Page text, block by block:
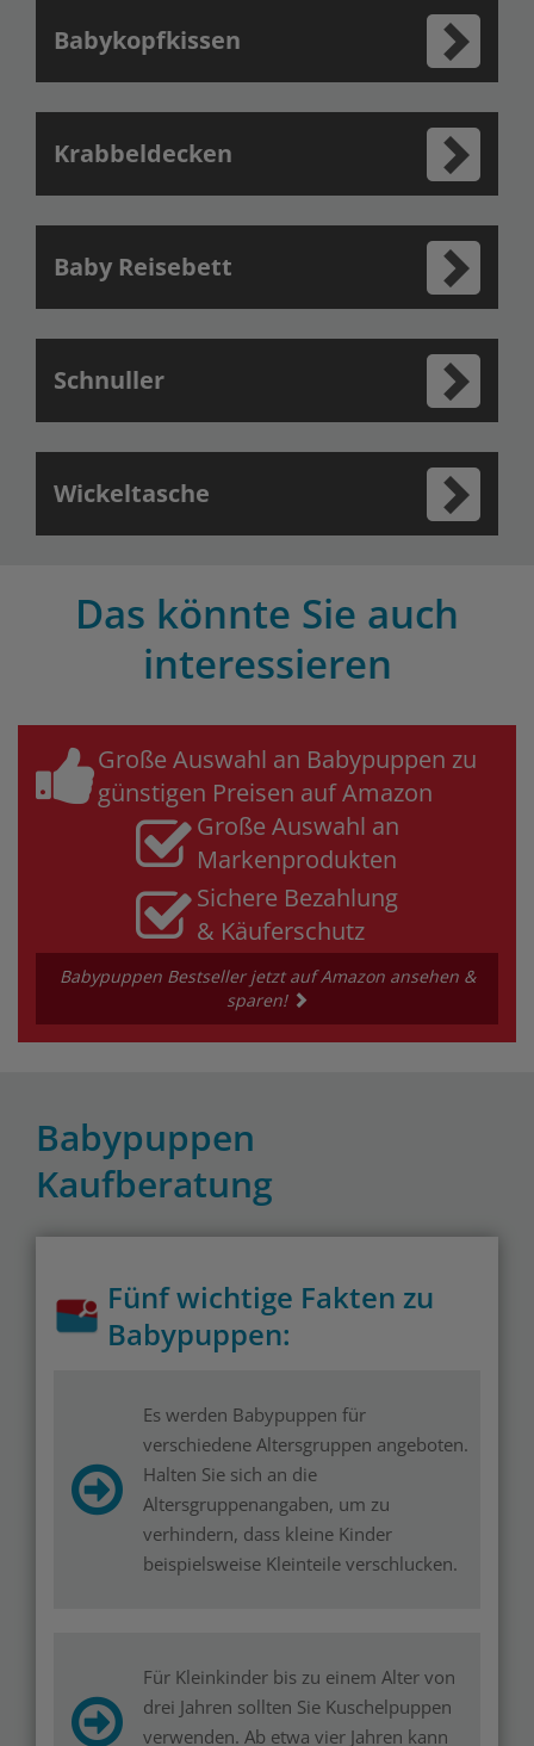
Babykopfkissen
Krabbeldecken
Baby Reisebett
Schnuller
Wickeltasche
Das könnte Sie auch
interessieren
Große Auswahl an Babypuppen zu
günstigen Preisen auf Amazon
Große Auswahl an
Markenprodukten
Sichere Bezahlung
& Käuferschutz
Babypuppen Bestseller jetzt auf Amazon ansehen &
sparen!
Babypuppen
Kaufberatung
Fünf wichtige Fakten zu
Babypuppen:
Es werden Babypuppen für
verschiedene Altersgruppen angeboten.
Halten Sie sich an die
Altersgruppenangaben, um zu
verhindern, dass kleine Kinder
beispielsweise Kleinteile verschlucken.
Für Kleinkinder bis zu einem Alter von
drei Jahren sollten Sie Kuschelpuppen
verwenden. Ab etwa vier Jahren kann